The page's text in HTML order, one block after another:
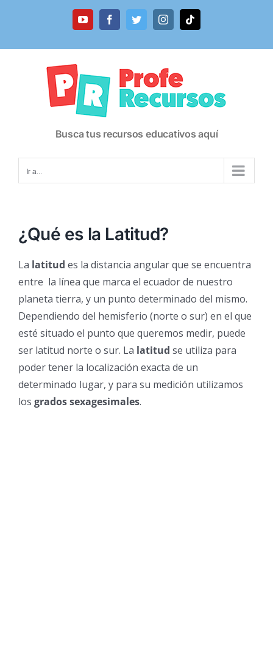
YouTubeFacebookTwitterInstagramTiktok
Busca tus recursos educativos aquí
Ir a...
¿Qué es la Latitud?
La latitud es la distancia angular que se encuentra
entre la línea que marca el ecuador de nuestro
planeta tierra, y un punto determinado del mismo.
Dependiendo del hemisferio (norte o sur) en el que
esté situado el punto que queremos medir, puede
ser latitud norte o sur. La latitud se utiliza para
poder tener la localización exacta de un
determinado lugar, y para su medición utilizamos
los grados sexagesimales.